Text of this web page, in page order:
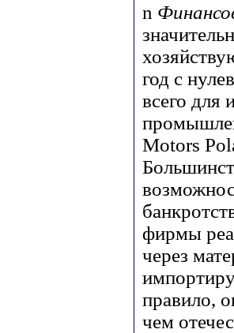
n
год с
всего для
Motors
фирмы
через
правило,
чем